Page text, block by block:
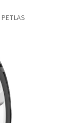
PETLAS